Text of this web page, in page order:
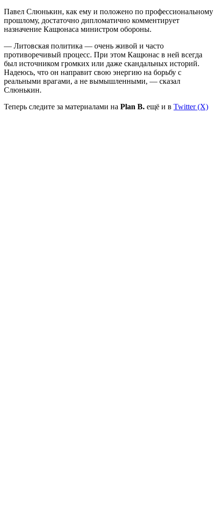
Павел Слюнькин, как ему и положено по профессиональному
прошлому, достаточно дипломатично комментирует
назначение Кащюнаса министром обороны.
— Литовская политика — очень живой и часто
противоречивый процесс. При этом Кащюнас в ней всегда
был источником громких или даже скандальных историй.
Надеюсь, что он направит свою энергию на борьбу с
реальными врагами, а не вымышленными, — сказал
Слюнькин.
Теперь следите за материалами на Plan B. ещё и в Twitter (X)